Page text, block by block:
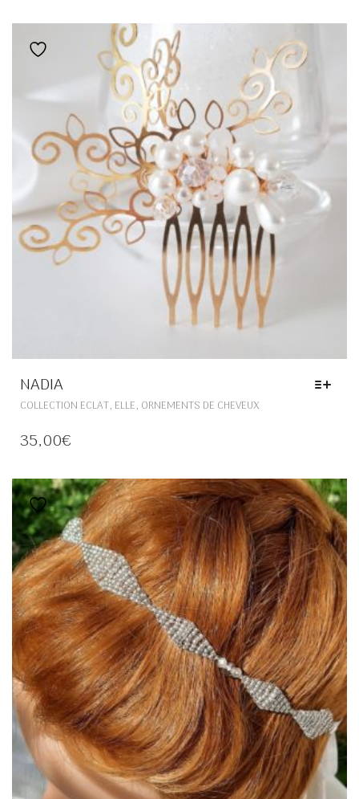
Ajouter à la liste de souhaits
NADIA
COLLECTION ECLAT, ELLE, ORNEMENTS DE CHEVEUX
LES
OPTIONS
PEUVENT
ÊTRE
CHOISIES
SUR
LA
PAGE
DU
PRODUIT
35,00€
Ajouter à la liste de souhaits